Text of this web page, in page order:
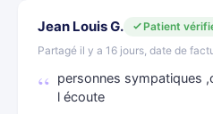
Jean Louis G.
Patient
Partagé il y a 16 jours, date de
personnes sympatiques
l écoute